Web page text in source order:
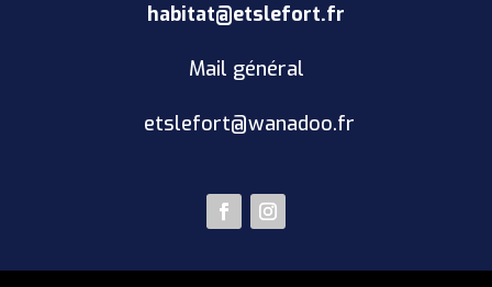
habitat@etslefort.fr
Mail général
etslefort@wanadoo.fr